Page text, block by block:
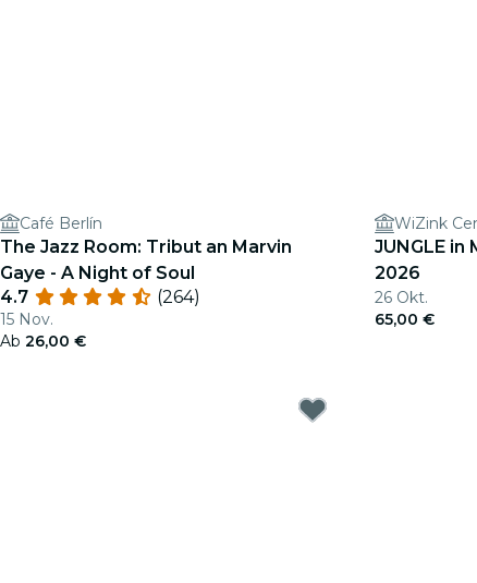
Café Berlín
The Jazz Room: Tribut an Marvin
Gaye - A Night of Soul
4.7
(264)
15 Nov.
Ab 26,00 €
WiZink
JUNGLE
2026
26 Okt.
65,00 €